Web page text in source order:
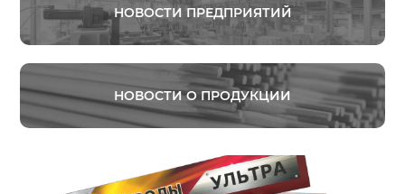
НОВОСТИ ПРЕДПРИЯТИЙ
НОВОСТИ О ПРОДУКЦИИ